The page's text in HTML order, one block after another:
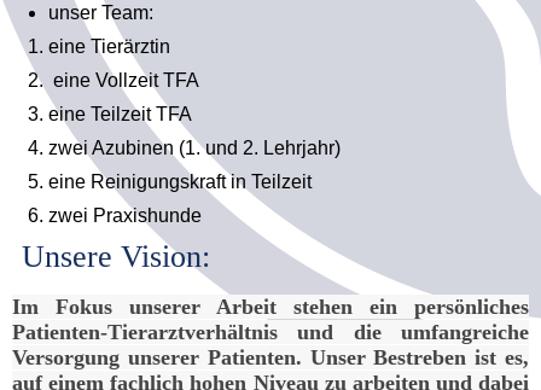
unser Team:
eine Tierärztin
eine Vollzeit TFA
eine Teilzeit TFA
zwei Azubinen (1. und 2. Lehrjahr)
eine Reinigungskraft in Teilzeit
zwei Praxishunde
Unsere Vision:
Im Fokus unserer Arbeit stehen ein persönliches
Patienten-Tierarztverhältnis und die umfangreiche
Versorgung unserer Patienten. Unser Bestreben ist es,
auf einem fachlich hohen Niveau zu arbeiten und dabei